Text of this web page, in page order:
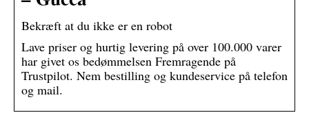
Bekræft at du ikke er en robot
Lave priser og hurtig levering på over 100.000 varer
har givet os bedømmelsen Fremragende på
Trustpilot. Nem bestilling og kundeservice på telefon
og mail.